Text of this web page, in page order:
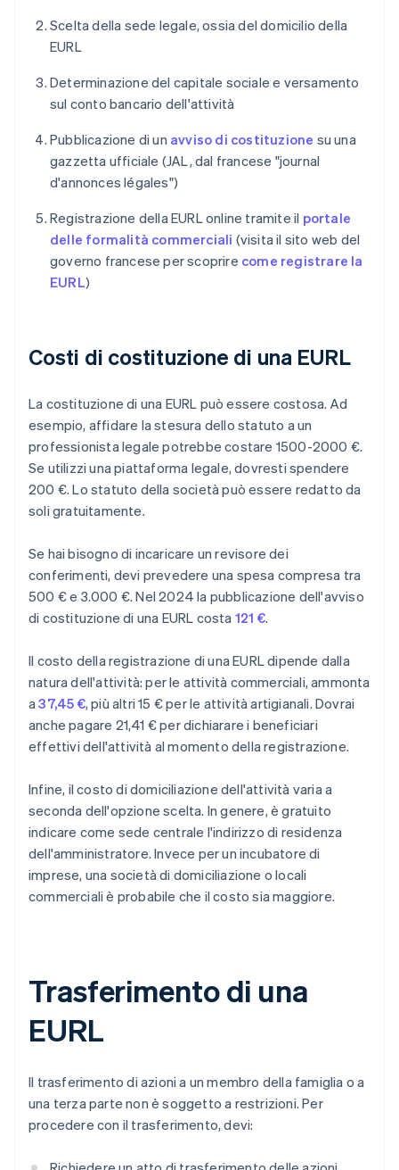
Scelta della sede legale, ossia del domicilio della
EURL
Determinazione del capitale sociale e versamento
sul conto bancario dell'attività
Pubblicazione di un avviso di costituzione su una
gazzetta ufficiale (JAL, dal francese "journal
d'annonces légales")
Registrazione della EURL online tramite il portale
delle formalità commerciali (visita il sito web del
governo francese per scoprire come registrare la
EURL)
Costi di costituzione di una EURL
La costituzione di una EURL può essere costosa. Ad
esempio, affidare la stesura dello statuto a un
professionista legale potrebbe costare 1500-2000 €.
Se utilizzi una piattaforma legale, dovresti spendere
200 €. Lo statuto della società può essere redatto da
soli gratuitamente.
Se hai bisogno di incaricare un revisore dei
conferimenti, devi prevedere una spesa compresa tra
500 € e 3.000 €. Nel 2024 la pubblicazione dell'avviso
di costituzione di una EURL costa 121 €.
Il costo della registrazione di una EURL dipende dalla
natura dell'attività: per le attività commerciali, ammonta
a37,45 €, più altri 15 € per le attività artigianali. Dovrai
anche pagare 21,41 € per dichiarare i beneficiari
effettivi dell'attività al momento della registrazione.
Infine, il costo di domiciliazione dell'attività varia a
seconda dell'opzione scelta. In genere, è gratuito
indicare come sede centrale l'indirizzo di residenza
dell'amministratore. Invece per un incubatore di
imprese, una società di domiciliazione o locali
commerciali è probabile che il costo sia maggiore.
Trasferimento di una
EURL
Il trasferimento di azioni a un membro della famiglia o a
una terza parte non è soggetto a restrizioni. Per
procedere con il trasferimento, devi: